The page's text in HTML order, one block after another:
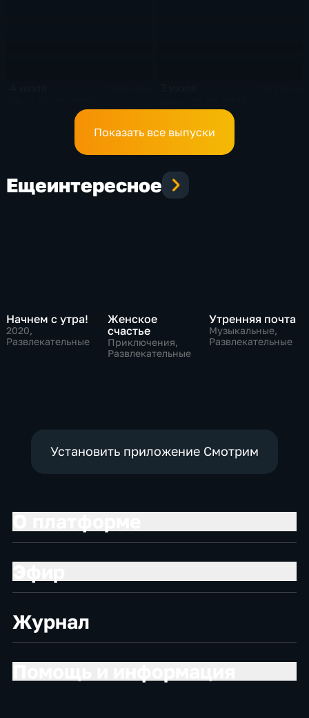
Показать все выпуски
Ещеинтересное
Начнем с утра!
2020,
Развлекательные
Женское
счастье
Приключения,
Развлекательные
Утренняя почта
Музыкальные,
Развлекательные
Установить приложение Смотрим
Журнал